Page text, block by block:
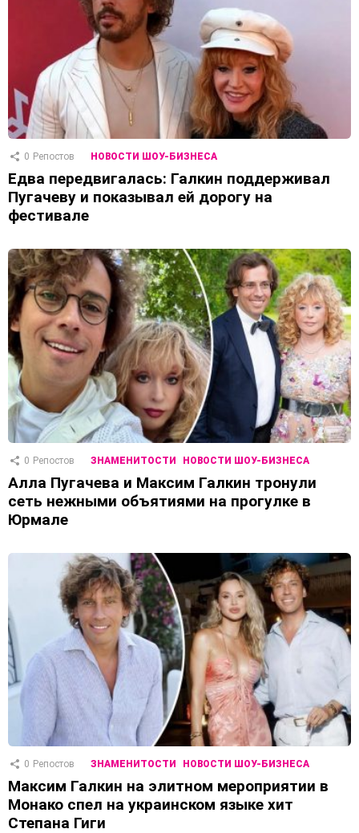
0 Репостов НОВОСТИ ШОУ-БИЗНЕСА
Едва передвигалась: Галкин поддерживал
Пугачеву и показывал ей дорогу на
фестивале
0 Репостов ЗНАМЕНИТОСТИ НОВОСТИ ШОУ-БИЗНЕСА
Алла Пугачева и Максим Галкин тронули
сеть нежными объятиями на прогулке в
Юрмале
0 Репостов ЗНАМЕНИТОСТИ НОВОСТИ ШОУ-БИЗНЕСА
Максим Галкин на элитном мероприятии в
Монако спел на украинском языке хит
Степана Гиги